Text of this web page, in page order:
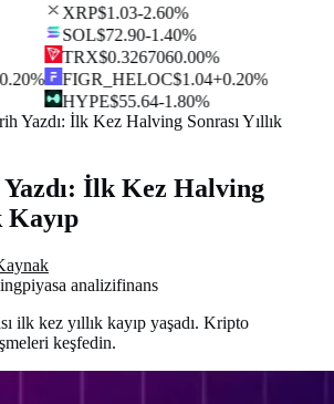
XRP$1.03-2.60%
SOL$72.90-1.40%
TRX$0.3267060.00%
FIGR_HELOC$1.04+0.20%
HYPE$55.64-1.80%
Yazdı: İlk Kez Halving Sonrası Yıllık
İlk Kez Halving
Kayıp
piyasa analizifinans
ilk kez yıllık kayıp yaşadı. Kripto
keşfedin.